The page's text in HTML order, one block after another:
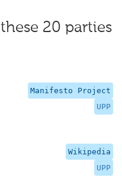
20 parties
Manifesto Project
UPP
Wikipedia
UPP